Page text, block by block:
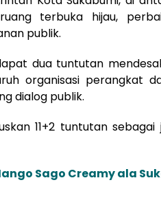
terbuka hijau,
publik.
dua tuntutan
organisasi perangkat
dialog publik.
11+2 tuntutan
Sago Creamy ala